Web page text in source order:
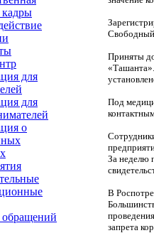
кадры
для
для
о
Приняты
Под
За неделю
В
запрета